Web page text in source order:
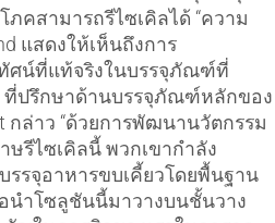
คสามารถรีไซเคิลได้ “ความ
แสดงให้เห็นถึงการ
ศน์ที่แท้จริงในบรรจุภัณฑ์ที่
ที่ปรึกษาด้านบรรจุภัณฑ์หลักของ
กล่าว “ด้วยการพัฒนานวัตกรรม
ษรีไซเคิลนี้ พวกเขากำลัง
รรจุอาหารขบเคี้ยวโดยพื้นฐาน
นำโซลูชันนี้มาวางบนชั้นวาง